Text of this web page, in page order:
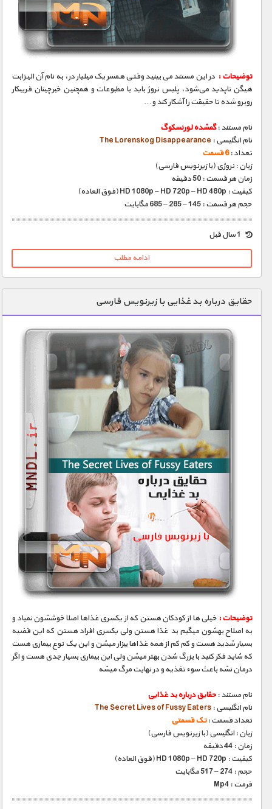
توضیحات : در این مستند می‌بینید وقتی همسر یک میلیاردر، به نام آن الیزابت
هیگن ناپدید می‌شود، پلیس نروژ باید با مطبوعات و همچنین خبرچینان فریبکار
روبرو شده تا حقیقت را آشکار کند و…
نام مستند :گمشده لورنسکوگ
نام انگلیسی : The Lorenskog Disappearance
تعداد :6 قسمت
زبان : نروژی (با زیرنویس فارسی)
زمان هر قسمت : 50 دقیقه
کیفیت : HD 1080p – HD 720p – HD 480p (فوق العاده)
حجم هر قسمت : 145 – 285 – 685 مگابایت
ادامه مطلب
حقایق درباره بد غذایی با زیرنویس فارسی
توضیحات : خیلی ها از کودکان هستن که از یکسری غذاها اصلا خوششون نمیاد و
به اصلاح بهشون میگیم بد غذا هستن ولی یکسری افراد هستن که این قضیه
بسیار شدید هست و کم کم از همه غذاها ببزار میشن و این یک نوع بیماری هست
که شاید فکر کنید با بزرگ شدن بهتر میشن ولی این بیماری بسیار جدی هست و اگر
درمان نشه باعث سوء تغذیه و در نهایت مرگ میشه
نام مستند : حقایق درباره بد غذایی
نام انگلیسی : The Secret Lives of Fussy Eaters
تعداد قسمت :تک قسمتی
زبان : انگلیسی (با زیرنویس فارسی)
زمان : 44 دقیقه
کیفیت : HD 1080p – HD 720p (فوق العاده)
حجم : 274 – 517 مگابایت
فرمت : Mp4